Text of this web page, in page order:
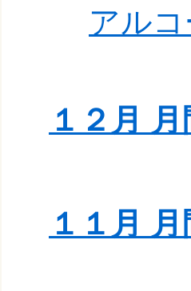
アル
１２月
１１月